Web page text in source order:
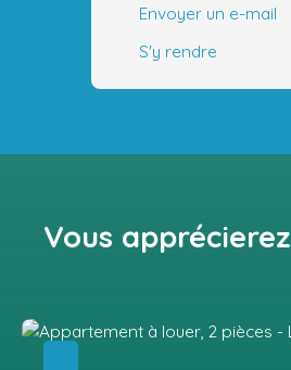
Envoyer un e-mail
S'y rendre
Vous apprécierez